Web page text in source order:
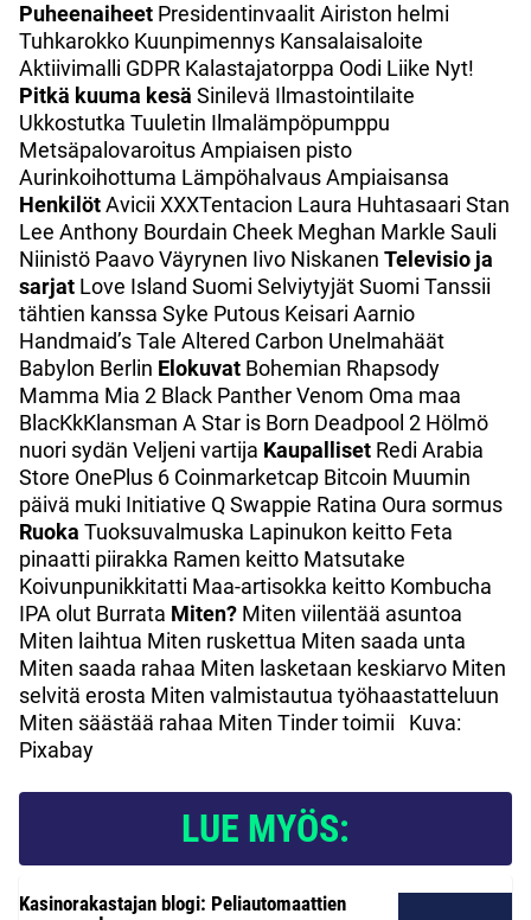
Puheenaiheet Presidentinvaalit Airiston helmi
Tuhkarokko Kuunpimennys Kansalaisaloite
Aktiivimalli GDPR Kalastajatorppa Oodi Liike Nyt!
Pitkä kuuma kesä Sinilevä Ilmastointilaite
Ukkostutka Tuuletin Ilmalämpöpumppu
Metsäpalovaroitus Ampiaisen pisto
Aurinkoihottuma Lämpöhalvaus Ampiaisansa
HenkilötAvicii XXXTentacion Laura Huhtasaari Stan
Lee Anthony Bourdain Cheek Meghan Markle Sauli
Niinistö Paavo Väyrynen Iivo Niskanen Televisio ja
sarjat Love Island Suomi Selviytyjät Suomi Tanssii
tähtien kanssa Syke Putous Keisari Aarnio
Handmaid’s Tale Altered Carbon Unelmahäät
Babylon Berlin Elokuvat Bohemian Rhapsody
Mamma Mia 2 Black Panther Venom Oma maa
BlacKkKlansman A Star is Born Deadpool 2 Hölmö
nuori sydän Veljeni vartija Kaupalliset Redi Arabia
Store OnePlus 6 Coinmarketcap Bitcoin Muumin
päivä muki Initiative Q Swappie Ratina Oura sormus
Ruoka Tuoksuvalmuska Lapinukon keitto Feta
pinaatti piirakka Ramen keitto Matsutake
Koivunpunikkitatti Maa-artisokka keitto Kombucha
IPA olut Burrata Miten? Miten viilentää asuntoa
Miten laihtua Miten ruskettua Miten saada unta
Miten saada rahaa Miten lasketaan keskiarvo Miten
selvitä erosta Miten valmistautua työhaastatteluun
Miten säästää rahaa Miten Tinder toimii Kuva:
Pixabay
LUE MYÖS:
Kasinorakastajan blogi: Peliautomaattien